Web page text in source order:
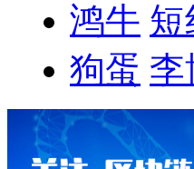
鸿牛 短
狗蛋 李